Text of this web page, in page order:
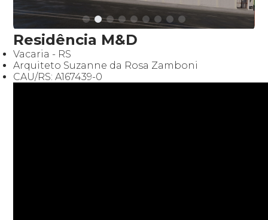
Residência M&D
Vacaria - RS
Arquiteto Suzanne da Rosa Zamboni
CAU/RS: A167439-0